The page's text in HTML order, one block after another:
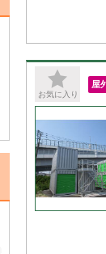
お気に入り
屋